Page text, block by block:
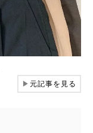
▶元記事を見る